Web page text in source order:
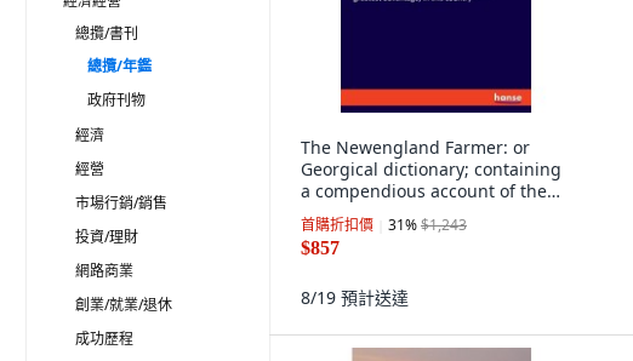
總攬/書刊
總攬/年鑑
政府刊物
經濟
經營
市場行銷/銷售
投資/理財
網路商業
創業/就業/退休
成功歷程
The Newengland Farmer: or
Georgical dictionary; containing
a compendious account of the
ways and me... 平裝版,
Hansebooks, 英文
首購折扣價 31%$1,243
$857
8/19 預計送達